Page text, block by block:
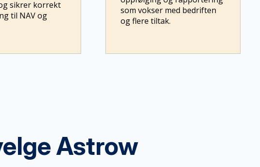
sikrer korrekt
til NAV og
som vokser med bedriften
og flere tiltak.
Astrow